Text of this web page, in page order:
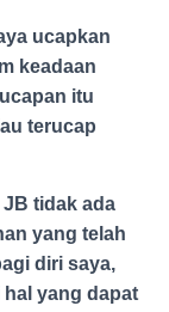
ucapkan
keadaan
itu
terucap
tidak ada
yang telah
diri saya,
yang dapat